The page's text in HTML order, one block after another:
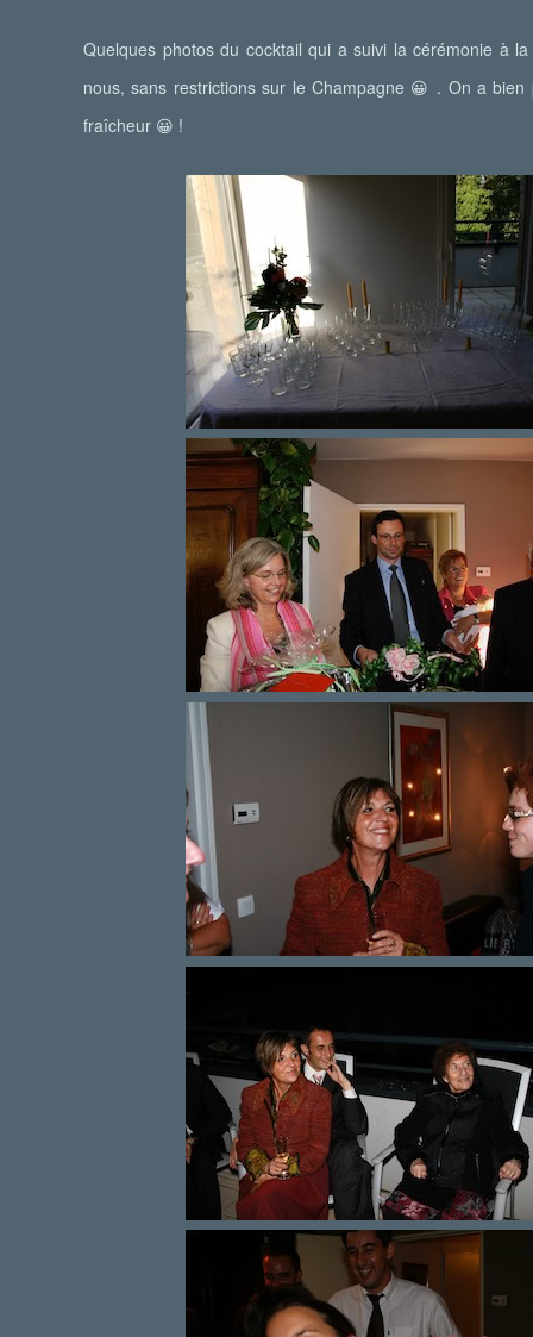
Quelques photos du cocktail qui a suivi la cérémonie à
nous, sans restrictions sur le Champagne 😀 . On a bien
fraîcheur 😀 !